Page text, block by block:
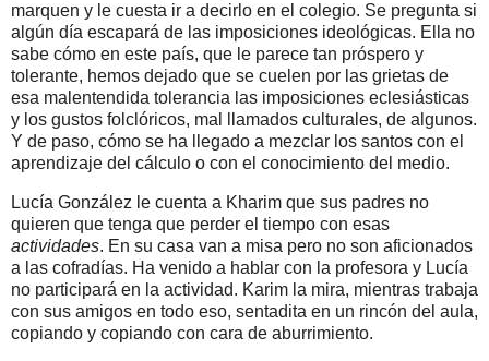
marquen y le cuesta ir a decirlo en el colegio. Se pregunta si
algún día escapará de las imposiciones ideológicas. Ella no
sabe cómo en este país, que le parece tan próspero y
tolerante, hemos dejado que se cuelen por las grietas de
esa malentendida tolerancia las imposiciones eclesiásticas
y los gustos folclóricos, mal llamados culturales, de algunos.
Y de paso, cómo se ha llegado a mezclar los santos con el
aprendizaje del cálculo o con el conocimiento del medio.
Lucía González le cuenta a Kharim que sus padres no
quieren que tenga que perder el tiempo con esas
actividades. En su casa van a misa pero no son aficionados
a las cofradías. Ha venido a hablar con la profesora y Lucía
no participará en la actividad. Karim la mira, mientras trabaja
con sus amigos en todo eso, sentadita en un rincón del aula,
copiando y copiando con cara de aburrimiento.